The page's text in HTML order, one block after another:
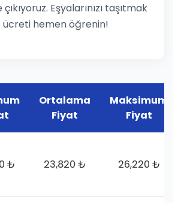
Eşyalarınızı taşıtmak
ücreti hemen öğrenin!
Ortalama
Fiyat
Maksimum
Fiyat
₺ 23,820 ₺ 26,220 ₺